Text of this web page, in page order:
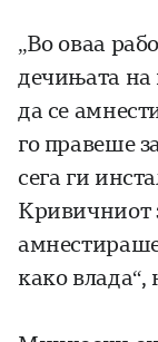
„Во оваа
дечињата на
да се
го правеше
сега ги
Кривичниот
како влада“,